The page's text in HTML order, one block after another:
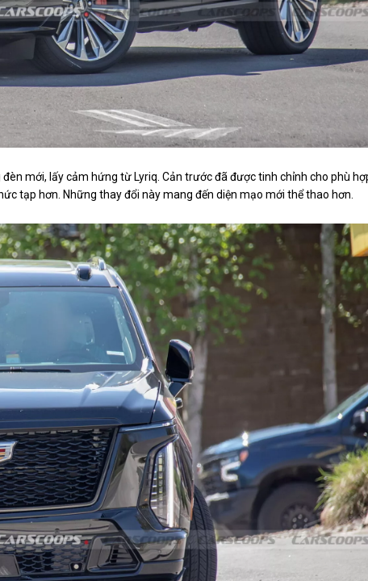
mới, lấy cảm hứng từ Lyriq. Cản trước đã được tinh chỉnh cho phù
tạp hơn. Những thay đổi này mang đến diện mạo mới thể thao hơn.